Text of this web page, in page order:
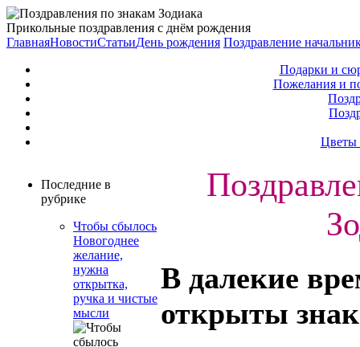
Прикольные поздравления с днём рождения
ГлавнаяНовостиСтатьиДень рождения Поздравление
Подарки и
Пожелания и
Цветы
Последние в
рубрике
Чтобы сбылось
Новогоднее
желание,
нужна
открытка,
ручка и чистые
мысли
В далекие
открыты